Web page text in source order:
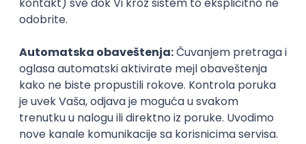
Zanimanja posle studija